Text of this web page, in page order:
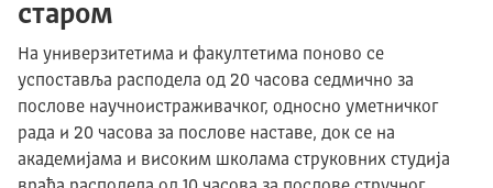
старом
На универзитетима и факултетима поново се
успоставља расподела од 20 часова седмично за
послове научноистраживачког, односно уметничког
рада и 20 часова за послове наставе, док се на
академијама и високим школама струковних студија